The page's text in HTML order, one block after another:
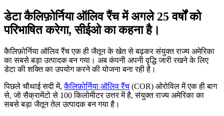
डेटा कैलिफ़ोर्निया ऑलिव रैंच में अगले 25 वर्षों को
परिभाषित करेगा, सीईओ का कहना है।
कैलिफ़ोर्निया ऑलिव रैंच एक ही जैतून के खेत से बढ़कर संयुक्त राज्य अमेरिका
का सबसे बड़ा उत्पादक बन गया। अब कंपनी अपनी वृद्धि जारी रखने के लिए
डेटा की शक्ति का उपयोग करने की योजना बना रही है।
पिछले चौथाई सदी में,कैलिफ़ोर्निया ऑलिव रैंच (COR) ओरोविल में एक ही बाग
से, जो सैक्रामेंटो से 100 किलोमीटर उत्तर में है, संयुक्त राज्य अमेरिका का
सबसे बड़ा जैतून तेल उत्पादक बन गया है।